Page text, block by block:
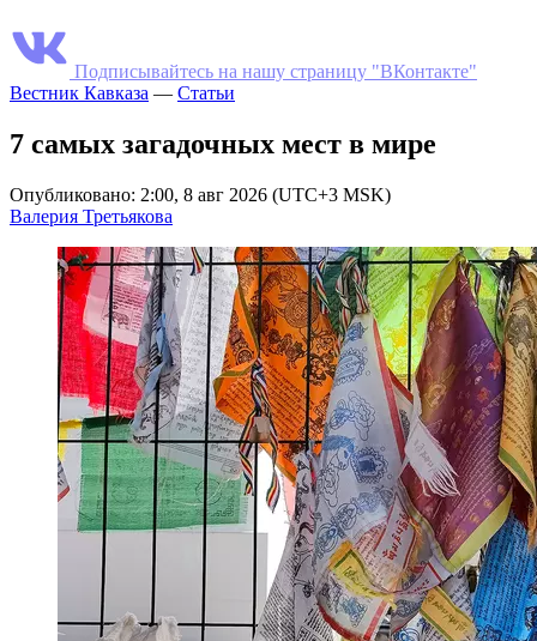
Подписывайтесь на нашу страницу "ВКонтакте"
Вестник Кавказа — Статьи
7 самых загадочных мест в мире
Опубликовано: 2:00, 8 авг 2026 (UTC+3 MSK)
Валерия Третьякова